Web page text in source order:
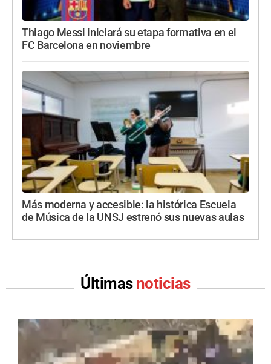
Thiago Messi iniciará su etapa formativa en el
FC Barcelona en noviembre
Más moderna y accesible: la histórica Escuela
de Música de la UNSJ estrenó sus nuevas aulas
Últimas noticias